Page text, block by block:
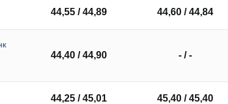
44,55 / 44,89 44,60 / 44,84
44,40 / 44,90 - / -
44,25 / 45,01 45,40 / 45,40